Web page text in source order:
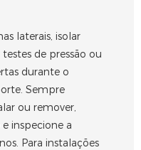
laterais, isolar
de pressão ou
durante o
Sempre
ou remover,
inspecione a
Para instalações